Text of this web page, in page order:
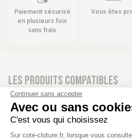
Paiement sécurisé
en plusieurs fois
sans frais
Vous êtes
Les produits compatibles
10 déclinaisons
Poteau T Gamme résidentielle
Continuer sans accepter
Avec ou sans
C'est vous qui choisissez
Plateforme de
Sur cote-cloture.fr, lorsque vous